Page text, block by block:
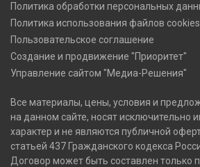
Политика обработки персональных
Политика использования файлов cookies
Пользовательское соглашение
Создание и продвижение "Приоритет"
Управление сайтом "Медиа-Решения"
Все материалы, цены, условия и
на данном сайте, носят исключительно
характер и не являются публичной
статьей 437 Гражданского кодекса
Договор может быть составлен только